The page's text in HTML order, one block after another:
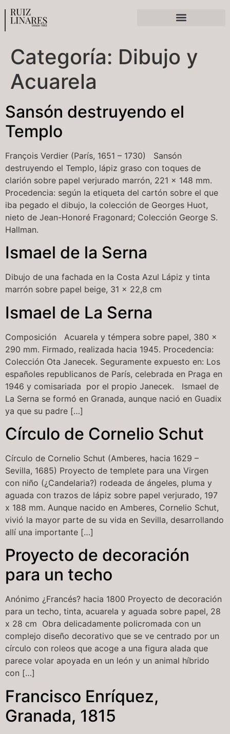
Categoría: Dibujo y
Acuarela
Sansón destruyendo el
Templo
François Verdier (París, 1651 – 1730) Sansón
destruyendo el Templo, lápiz graso con toques de
clarión sobre papel verjurado marrón, 221 x 148 mm.
Procedencia: según la etiqueta del cartón sobre el que
iba pegado el dibujo, la colección de Georges Huot,
nieto de Jean-Honoré Fragonard; Colección George S.
Hallman.
Ismael de la Serna
Dibujo de una fachada en la Costa Azul Lápiz y tinta
marrón sobre papel beige, 31 x 22,8 cm
Ismael de La Serna
Composición Acuarela y témpera sobre papel, 380 x
290 mm. Firmado, realizada hacia 1945. Procedencia:
Colección Ota Janecek. Seguramente expuesto en: Los
españoles republicanos de París, celebrada en Praga en
1946 y comisariada por el propio Janecek. Ismael de
La Serna se formó en Granada, aunque nació en Guadix
ya que su padre […]
Círculo de Cornelio Schut
Círculo de Cornelio Schut (Amberes, hacia 1629 –
Sevilla, 1685) Proyecto de templete para una Virgen
con niño (¿Candelaria?) rodeada de ángeles, pluma y
aguada con trazos de lápiz sobre papel verjurado, 197
x 188 mm. Aunque nacido en Amberes, Cornelio Schut,
vivió la mayor parte de su vida en Sevilla, desarrollando
allí una importante […]
Proyecto de decoración
para un techo
Anónimo ¿Francés? hacia 1800 Proyecto de decoración
para un techo, tinta, acuarela y aguada sobre papel, 28
x 28 cm Obra delicadamente policromada con un
complejo diseño decorativo que se ve centrado por un
círculo con roleos que acoge a una figura alada que
parece volar apoyada en un león y un animal híbrido
con […]
Francisco Enríquez,
Granada, 1815